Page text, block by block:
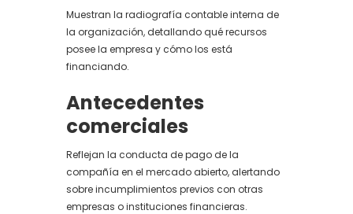
Muestran la radiografía contable interna de
la organización, detallando qué recursos
posee la empresa y cómo los está
financiando.
Antecedentes
comerciales
Reflejan la conducta de pago de la
compañía en el mercado abierto, alertando
sobre incumplimientos previos con otras
empresas o instituciones financieras.